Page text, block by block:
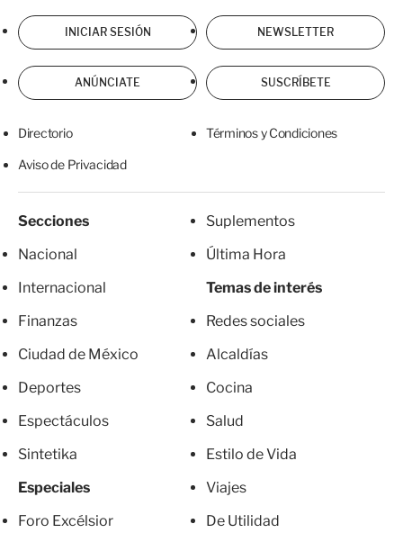
INICIAR SESIÓN NEWSLETTER
ANÚNCIATE SUSCRÍBETE
Directorio Términos y Condiciones
Aviso de Privacidad
Secciones
Nacional
Internacional
Finanzas
Ciudad de México
Deportes
Espectáculos
Sintetika
Especiales
Foro Excélsior
Suplementos
Última Hora
Temas de interés
Redes sociales
Alcaldías
Cocina
Salud
Estilo de Vida
Viajes
De Utilidad